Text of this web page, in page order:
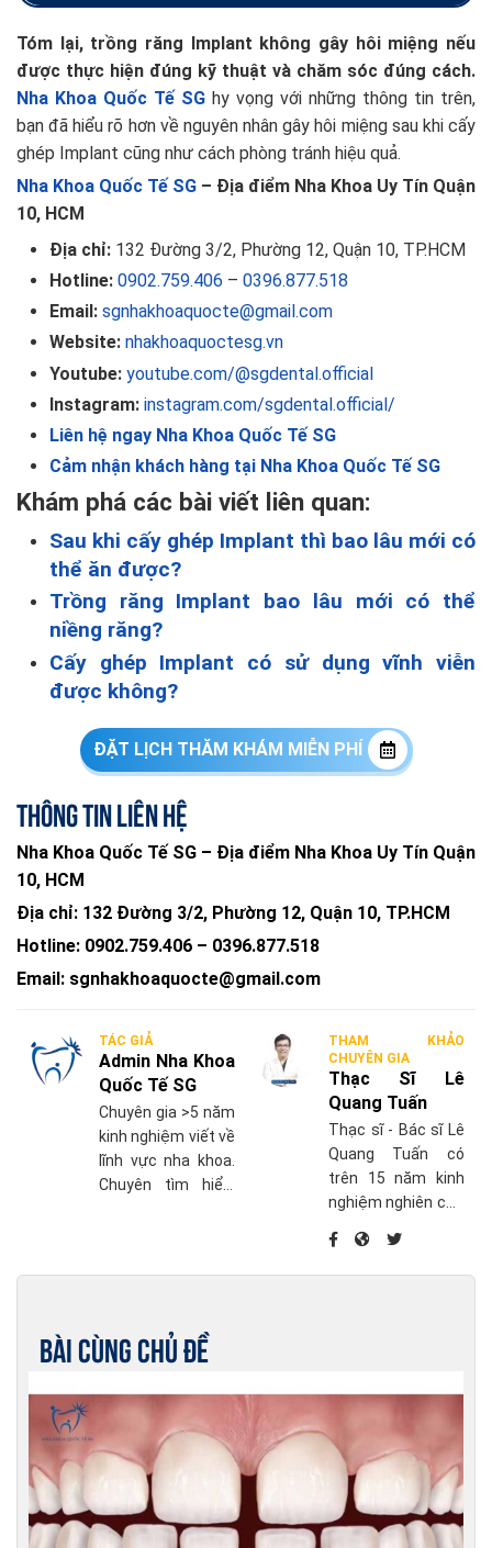
Tóm lại, trồng răng Implant không gây hôi miệng nếu
được thực hiện đúng kỹ thuật và chăm sóc đúng cách.
Nha Khoa Quốc Tế SG hy vọng với những thông tin trên,
bạn đã hiểu rõ hơn về nguyên nhân gây hôi miệng sau khi cấy
ghép Implant cũng như cách phòng tránh hiệu quả.
Nha Khoa Quốc Tế SG – Địa điểm Nha Khoa Uy Tín Quận
10, HCM
Địa chỉ: 132 Đường 3/2, Phường 12, Quận 10, TP.HCM
Hotline: 0902.759.406 – 0396.877.518
Email: sgnhakhoaquocte@gmail.com
Website: nhakhoaquoctesg.vn
Youtube: youtube.com/@sgdental.official
Instagram: instagram.com/sgdental.official/
Liên hệ ngay Nha Khoa Quốc Tế SG
Cảm nhận khách hàng tại Nha Khoa Quốc Tế SG
Khám phá các bài viết liên quan:
Sau khi cấy ghép Implant thì bao lâu mới có
thể ăn được?
Trồng răng Implant bao lâu mới có thể
niềng răng?
Cấy ghép Implant có sử dụng vĩnh viễn
được không?
ĐẶT LỊCH THĂM KHÁM MIỄN PHÍ
Thông tin liên hệ
Nha Khoa Quốc Tế SG – Địa điểm Nha Khoa Uy Tín Quận
10, HCM
Địa chỉ: 132 Đường 3/2, Phường 12, Quận 10, TP.HCM
Hotline: 0902.759.406 – 0396.877.518
Email: sgnhakhoaquocte@gmail.com
TÁC GIẢ
Admin Nha Khoa
Quốc Tế SG
Chuyên gia >5 năm
kinh nghiệm viết về
lĩnh vực nha khoa.
Chuyên tìm hiểu,
THAM KHẢO
CHUYÊN GIA
Thạc Sĩ Lê
Quang Tuấn
Thạc sĩ - Bác sĩ Lê
Quang Tuấn có
trên 15 năm kinh
nghiệm nghiên cứu
trị nha chu và điều
trị phục hồi khác
Implant.
Bài cùng chủ đề